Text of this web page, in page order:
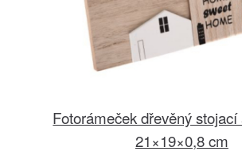
Fotorámeček dřevěný
21×19×0,8 cm